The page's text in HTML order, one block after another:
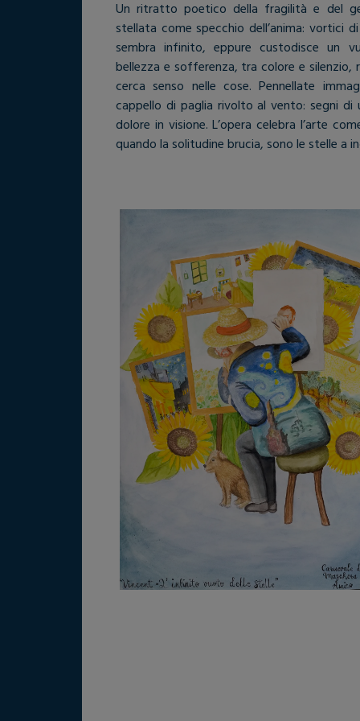
Un ritratto poetico della fragilità e del
stellata come specchio dell’anima: vortici
sembra infinito, eppure custodisce un
bellezza e sofferenza, tra colore e
cerca senso nelle cose. Pennellate
cappello di paglia rivolto al vento: segni
dolore in visione. L’opera celebra l’arte
quando la solitudine brucia, sono le stelle a